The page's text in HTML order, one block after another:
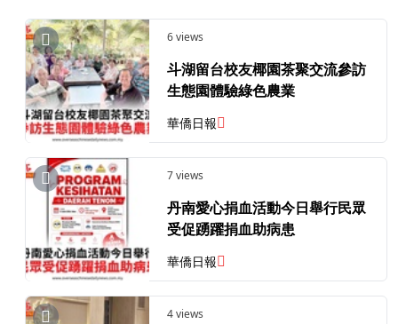
6 views
斗湖留台校友椰園茶聚交流參訪
生態園體驗綠色農業
華僑日報
7 views
丹南愛心捐血活動今日舉行民眾
受促踴躍捐血助病患
華僑日報
4 views